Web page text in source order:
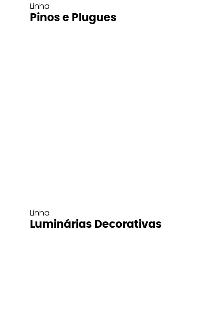
Linha
Pinos e Plugues
Linha
Luminárias Decorativas